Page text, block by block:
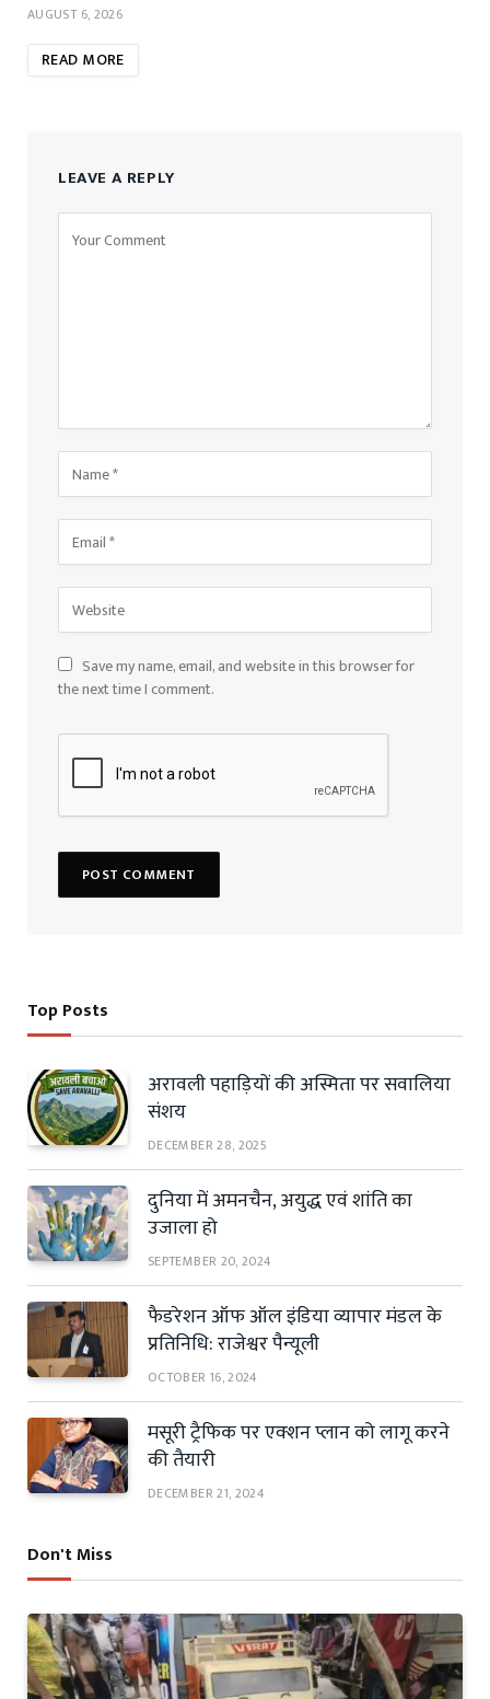
AUGUST 6, 2026
READ MORE
LEAVE A REPLY
Save my name, email, and website in this browser for
the next time I comment.
Top Posts
अरावली पहाड़ियों की अस्मिता पर सवालिया
संशय
DECEMBER 28, 2025
दुनिया में अमनचैन, अयुद्ध एवं शांति का
उजाला हो
SEPTEMBER 20, 2024
फैडरेशन ऑफ ऑल इंडिया व्यापार मंडल के
प्रतिनिधि: राजेश्वर पैन्यूली
OCTOBER 16, 2024
मसूरी ट्रैफिक पर एक्शन प्लान को लागू करने
की तैयारी
DECEMBER 21, 2024
Don't Miss